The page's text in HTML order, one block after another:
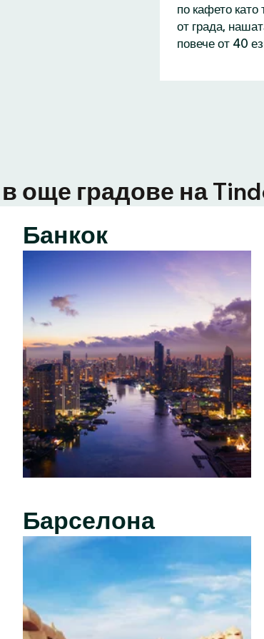
по кафето
от града,
повече от 40
още градове на
Банкок
Барселона